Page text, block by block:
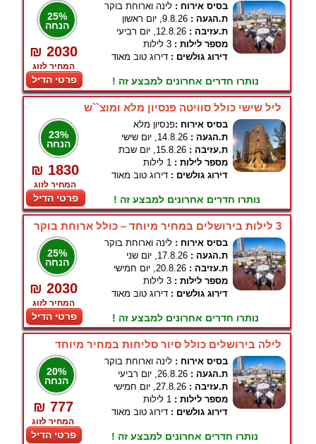
25%
הנחה
₪ 2030
המחיר לזוג
פרטי הדיל
בסיס אירוח : לינה וארוחת בוקר
ת.הגעה : 9.8.26, יום ראשון
ת.עזיבה : 12.8.26, יום רביעי
מספר לילות : 3 לילות
דירוג גולשים : דירוג טוב מאוד
נותרו חדרים אחרונים למבצע זה !
ליל שישי כולל סוויטה פנסיון מלא ומוצ``ש
23%
הנחה
₪ 1830
המחיר לזוג
פרטי הדיל
בסיס אירוח :פנסיון מלא
ת.הגעה : 14.8.26, יום שישי
ת.עזיבה : 15.8.26, יום שבת
מספר לילות : 1 לילות
דירוג גולשים : דירוג טוב מאוד
נותרו חדרים אחרונים למבצע זה !
3 לילות בירושלים במחיר מיוחד – כולל ארוחת בוקר
25%
הנחה
₪ 2030
המחיר לזוג
פרטי הדיל
בסיס אירוח : לינה וארוחת בוקר
ת.הגעה : 17.8.26, יום שני
ת.עזיבה : 20.8.26, יום חמישי
מספר לילות : 3 לילות
דירוג גולשים : דירוג טוב מאוד
נותרו חדרים אחרונים למבצע זה !
לילה בירושלים כולל סיור סליחות במחיר מיוחד
20%
הנחה
₪ 777
המחיר לזוג
פרטי הדיל
בסיס אירוח : לינה וארוחת בוקר
ת.הגעה : 26.8.26, יום רביעי
ת.עזיבה : 27.8.26, יום חמישי
מספר לילות : 1 לילות
דירוג גולשים : דירוג טוב מאוד
נותרו חדרים אחרונים למבצע זה !